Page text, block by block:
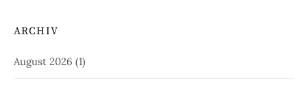
ARCHIV
August 2026 (1)